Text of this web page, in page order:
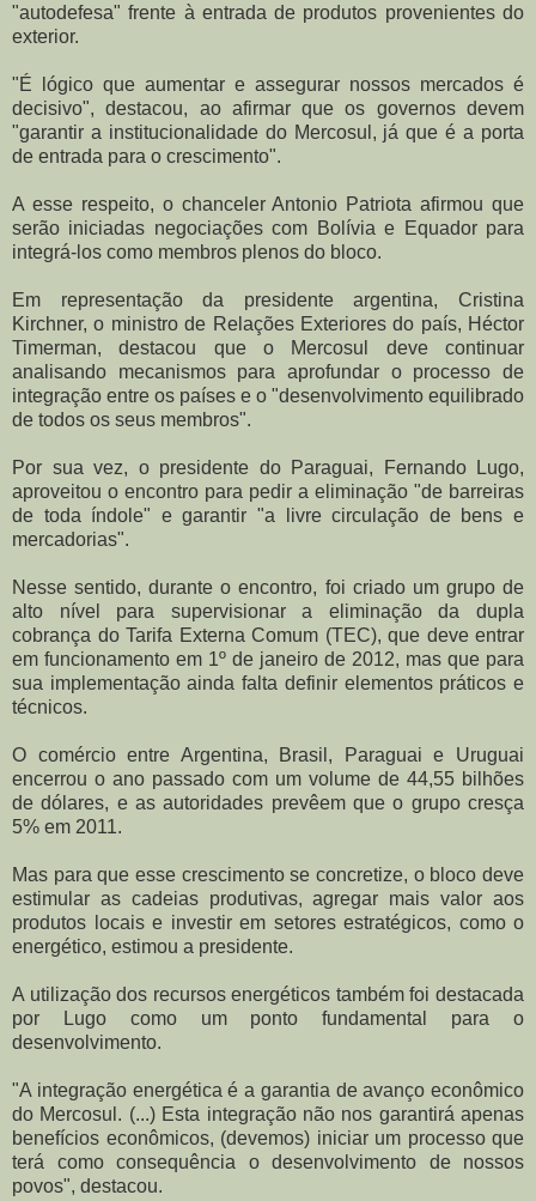
"autodefesa" frente à entrada de produtos provenientes do
exterior.
"É lógico que aumentar e assegurar nossos mercados é
decisivo", destacou, ao afirmar que os governos devem
"garantir a institucionalidade do Mercosul, já que é a porta
de entrada para o crescimento".
A esse respeito, o chanceler Antonio Patriota afirmou que
serão iniciadas negociações com Bolívia e Equador para
integrá-los como membros plenos do bloco.
Em representação da presidente argentina, Cristina
Kirchner, o ministro de Relações Exteriores do país, Héctor
Timerman, destacou que o Mercosul deve continuar
analisando mecanismos para aprofundar o processo de
integração entre os países e o "desenvolvimento equilibrado
de todos os seus membros".
Por sua vez, o presidente do Paraguai, Fernando Lugo,
aproveitou o encontro para pedir a eliminação "de barreiras
de toda índole" e garantir "a livre circulação de bens e
mercadorias".
Nesse sentido, durante o encontro, foi criado um grupo de
alto nível para supervisionar a eliminação da dupla
cobrança do Tarifa Externa Comum (TEC), que deve entrar
em funcionamento em 1º de janeiro de 2012, mas que para
sua implementação ainda falta definir elementos práticos e
técnicos.
O comércio entre Argentina, Brasil, Paraguai e Uruguai
encerrou o ano passado com um volume de 44,55 bilhões
de dólares, e as autoridades prevêem que o grupo cresça
5% em 2011.
Mas para que esse crescimento se concretize, o bloco deve
estimular as cadeias produtivas, agregar mais valor aos
produtos locais e investir em setores estratégicos, como o
energético, estimou a presidente.
A utilização dos recursos energéticos também foi destacada
por Lugo como um ponto fundamental para o
desenvolvimento.
"A integração energética é a garantia de avanço econômico
do Mercosul. (...) Esta integração não nos garantirá apenas
benefícios econômicos, (devemos) iniciar um processo que
terá como consequência o desenvolvimento de nossos
povos", destacou.